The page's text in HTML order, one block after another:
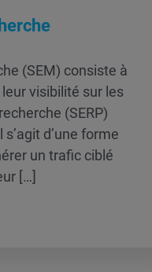
(SEM) consiste à
visibilité sur les
(SERP)
d’une forme
un trafic ciblé
[…]